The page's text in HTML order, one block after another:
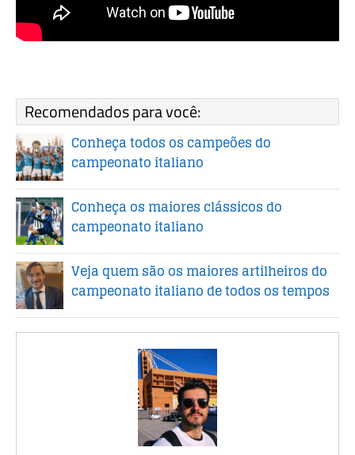
Recomendados para você:
Conheça todos os campeões do
campeonato italiano
Conheça os maiores clássicos do
campeonato italiano
Veja quem são os maiores artilheiros do
campeonato italiano de todos os tempos